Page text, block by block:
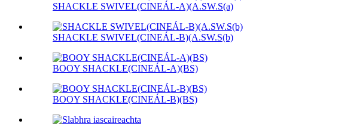
SHACKLE SWIVEL(CINEÁL-A)(A.SW.S(a)
SHACKLE SWIVEL(CINEÁL-B)(A.SW.S(b)
BOOY SHACKLE(CINEÁL-A)(BS)
BOOY SHACKLE(CINEÁL-B)(BS)